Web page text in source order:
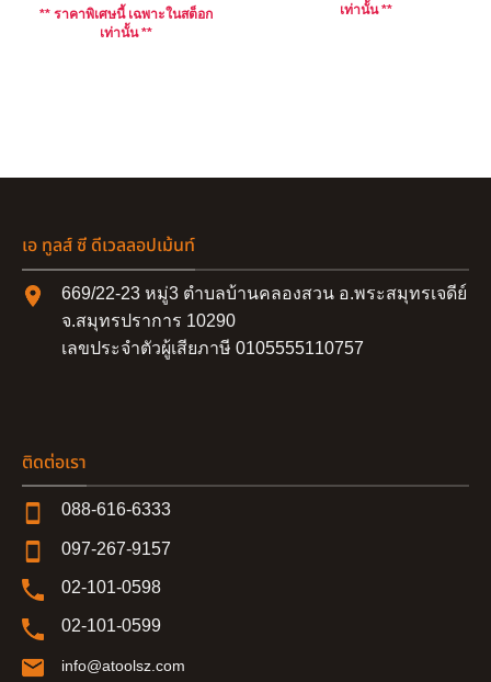
** ราคาพิเศษนี้ เฉพาะในสต็อก
เท่านั้น **
เท่านั้น **
เอ ทูลส์ ซี ดีเวลลอปเม้นท์
669/22-23 หมู่3 ตำบลบ้านคลองสวน อ.พระสมุทรเจดีย์
จ.สมุทรปราการ 10290
เลขประจำตัวผู้เสียภาษี 0105555110757
ติดต่อเรา
088-616-6333
097-267-9157
02-101-0598
02-101-0599
info@atoolsz.com